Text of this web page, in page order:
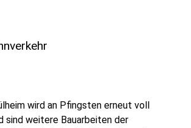
wird an Pfingsten erneut voll
sind weitere Bauarbeiten der